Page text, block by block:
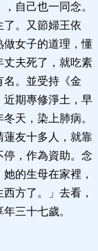
自己也一同念。
了。又節婦王依
做女子的道理，懂
丈夫死了，就吃素
名。並受持《金
近期專修淨土，早
天，染上肺病。
蓮友十多人，就靠
，作為資助。念
的生母在家裡，
方了。」去看，
三十七歲。